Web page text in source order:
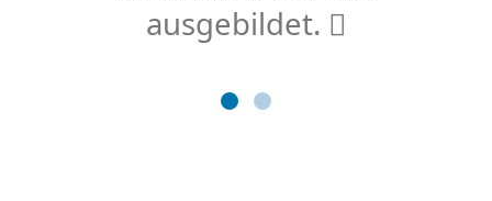
ausgebildet.